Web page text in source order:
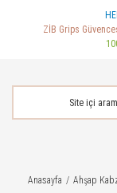
ZİB Grips
Anasayfa Ahşap